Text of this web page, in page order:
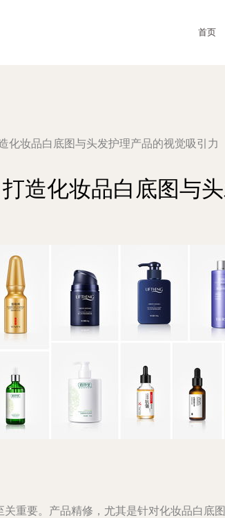
首页
化妆品白底图与头发护理产品的视觉吸引力
造化妆品白底图与
重要。产品精修，尤其是针对化妆品白